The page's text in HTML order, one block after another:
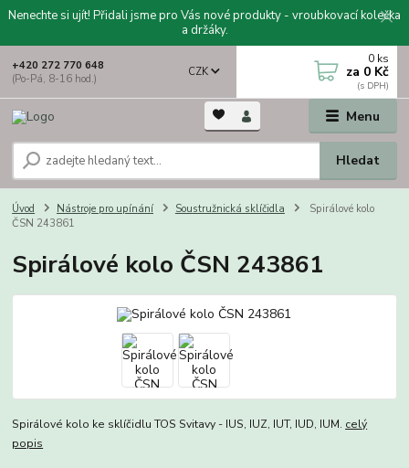
Nenechte si ujít! Přidali jsme pro Vás nové produkty - vroubkovací kolečka
a držáky.
Menu
CZK
Hledat
+420 272 770 648
(Po-Pá, 8-16 hod.)
0 ks
za 0 Kč
Úvod Nástroje pro upínání Soustružnická sklíčidla
Spirálové kolo
ČSN 243861
Spirálové kolo ČSN 243861
Spirálové kolo ke sklíčidlu TOS Svitavy - IUS, IUZ, IUT, IUD, IUM. celý
popis